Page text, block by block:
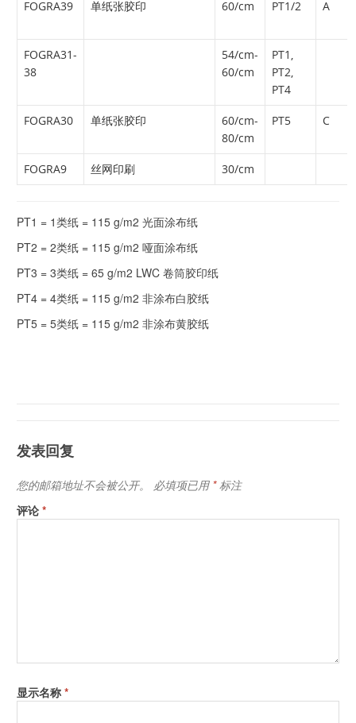
FOGRA39 单纸张胶印 60/cm PT1/2 A
FOGRA31-
38
54/cm-
60/cm
PT1,
PT2,
PT4
FOGRA30 单纸张胶印
60/cm-
80/cm
PT5 C
FOGRA9 丝网印刷 30/cm
PT1 = 1类纸 = 115 g/m2 光面涂布纸
PT2 = 2类纸 = 115 g/m2 哑面涂布纸
PT3 = 3类纸 = 65 g/m2 LWC 卷筒胶印纸
PT4 = 4类纸 = 115 g/m2 非涂布白胶纸
PT5 = 5类纸 = 115 g/m2 非涂布黄胶纸
发表回复
您的邮箱地址不会被公开。 必填项已用 *标注
评论*
显示名称*